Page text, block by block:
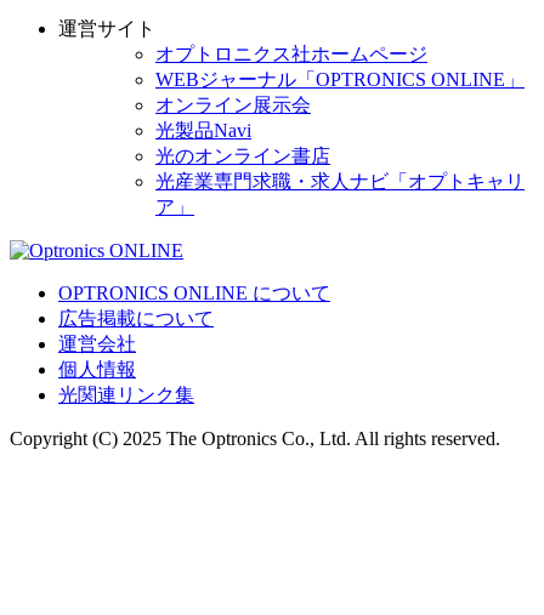
運営サイト
オプトロニクス社ホームページ
WEBジャーナル「OPTRONICS ONLINE」
オンライン展示会
光製品Navi
光のオンライン書店
光産業専門求職・求人ナビ「オプトキャリ
ア」
OPTRONICS ONLINE について
広告掲載について
運営会社
個人情報
光関連リンク集
Copyright (C) 2025 The Optronics Co., Ltd. All rights reserved.